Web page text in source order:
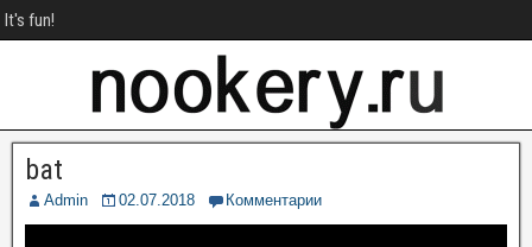
It's fun!
bat
Admin 02.07.2018 Комментарии